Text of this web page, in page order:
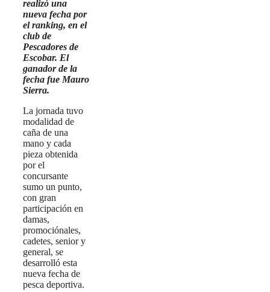
realizó una
nueva fecha por
el ranking, en el
club de
Pescadores de
Escobar. El
ganador de la
fecha fue Mauro
Sierra.
La jornada tuvo
modalidad de
caña de una
mano y cada
pieza obtenida
por el
concursante
sumo un punto,
con gran
participación en
damas,
promociónales,
cadetes, senior y
general, se
desarrolló esta
nueva fecha de
pesca deportiva.